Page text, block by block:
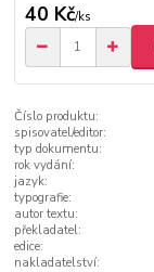
40 Kč/ks
Číslo produktu:
spisovatel/editor:
typ dokumentu:
rok vydání:
jazyk:
typografie:
autor textu:
překladatel:
edice:
nakladatelství: